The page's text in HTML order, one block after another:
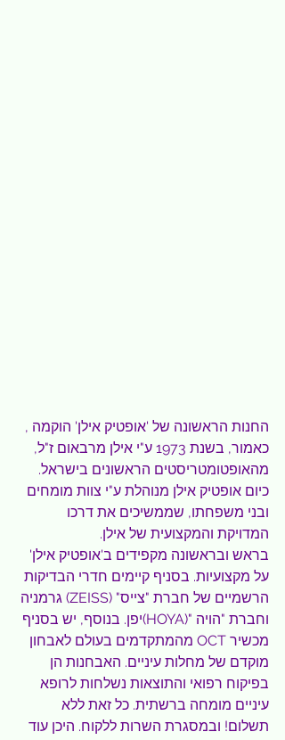
החנות הראשונה של 'אופטיק אילן' הוקמה ,
כאמור, בשנת 1973 ע"י אילן מרבאום ז"ל,
מהאופטומטריסטים הראשונים בישראל.
כיום אופטיק אילן מנוהלת ע"י צוות מומחים
ובני משפחתו, שממשיכים את דרכו
המדויקת והמקצועית של אילן.
בראש ובראשונה מקפידים ב'אופטיק אילן'
על מקצועיות. בסניף קיימים חדרי הבדיקות
הרשמיים של חברת "צייס" (ZEISS) גרמניה
וחברת "הויה "(HOYA)יפן. בנוסף, יש בסניף
מכשיר OCT מהמתקדמים בעולם לאבחון
מוקדם של מחלות עיניים. האבחנות הן
בפיקוח רפואי והתוצאות נשלחות לרופא
עיניים מומחה ברשתית. כל זאת ללא
תשלום! ובמסגרת השרות ללקוח. היכן עוד